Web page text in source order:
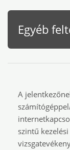
Egyéb
A
szintű